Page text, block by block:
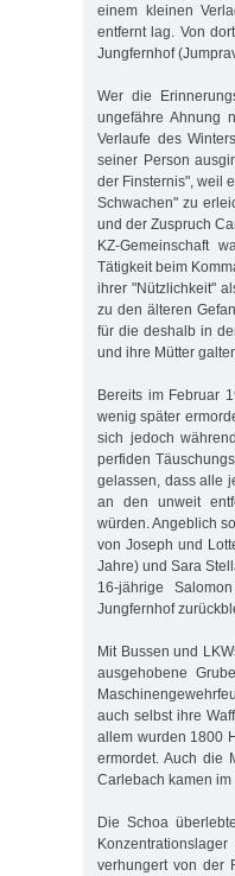
einem kleinen
entfernt lag. Von
Jungfernhof
Wer die
ungefähre Ahnung
Verlaufe des
seiner Person
der Finsternis", weil
Schwachen" zu
und der Zuspruch
KZ-Gemeinschaft
Tätigkeit beim
ihrer "Nützlichkeit"
zu den älteren
für die deshalb in
und ihre Mütter
Bereits im Februar
wenig später
sich jedoch
perfiden
gelassen, dass alle
an den unweit
würden. Angeblich
von Joseph und
Jahre) und Sara
16-jährige
Jungfernhof
Mit Bussen und
ausgehobene
auch selbst ihre
allem wurden 1800
ermordet. Auch die
Carlebach kamen
Die Schoa
verhungert von der